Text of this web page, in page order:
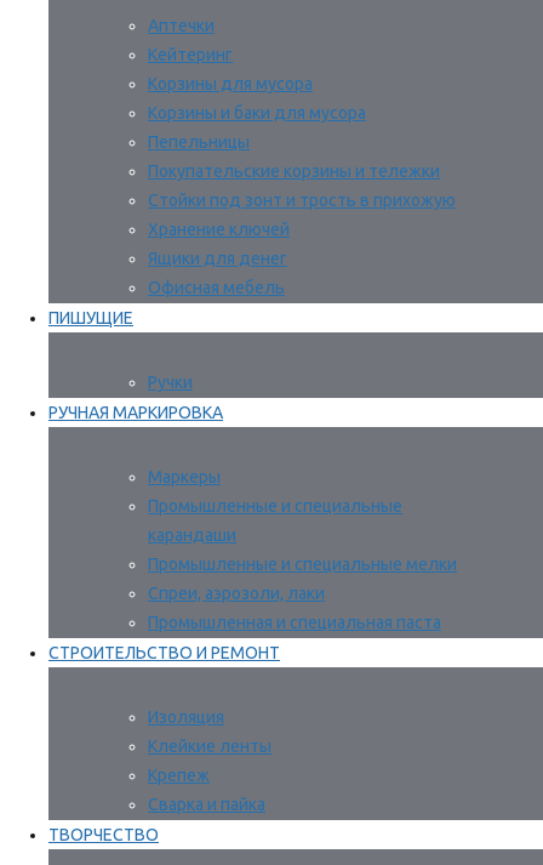
Аптечки
Кейтеринг
Корзины для мусора
Корзины и баки для мусора
Пепельницы
Покупательские корзины и тележки
Стойки под зонт и трость в прихожую
Хранение ключей
Ящики для денег
Офисная мебель
ПИШУЩИЕ
Ручки
РУЧНАЯ МАРКИРОВКА
Маркеры
Промышленные и специальные
карандаши
Промышленные и специальные мелки
Спреи, аэрозоли, лаки
Промышленная и специальная паста
СТРОИТЕЛЬСТВО И РЕМОНТ
Изоляция
Клейкие ленты
Крепеж
Сварка и пайка
ТВОРЧЕСТВО